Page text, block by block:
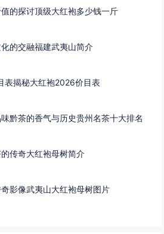
的探讨顶级大红袍多少钱一斤
的交融福建武夷山简介
表揭秘大红袍2026价目表
黔茶的香气与历史贵州名茶十大排名
传奇大红袍母树简介
影像武夷山大红袍母树图片